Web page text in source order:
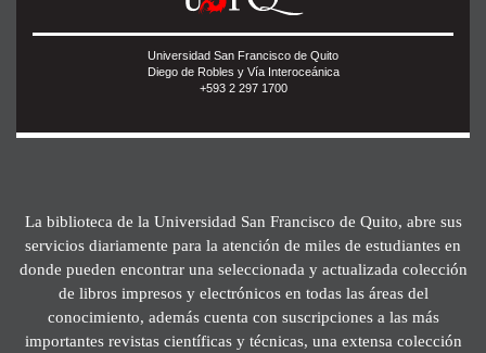
Universidad San Francisco de Quito
Diego de Robles y Vía Interoceánica
+593 2 297 1700
La biblioteca de la Universidad San Francisco de Quito, abre sus
servicios diariamente para la atención de miles de estudiantes en
donde pueden encontrar una seleccionada y actualizada colección
de libros impresos y electrónicos en todas las áreas del
conocimiento, además cuenta con suscripciones a las más
importantes revistas científicas y técnicas, una extensa colección